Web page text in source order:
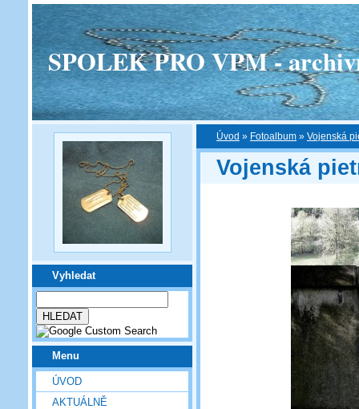
SPOLEK PRO VPM -
Vyhledat
Menu
ÚVOD
AKTUÁLNĚ
Úvod » Fotoalbum » Vojenská
Vojenská